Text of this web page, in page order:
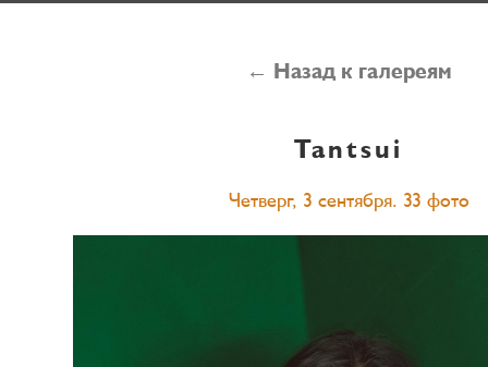
← Назад к галереям
Tantsui
Четверг, 3 сентября. 33 фото